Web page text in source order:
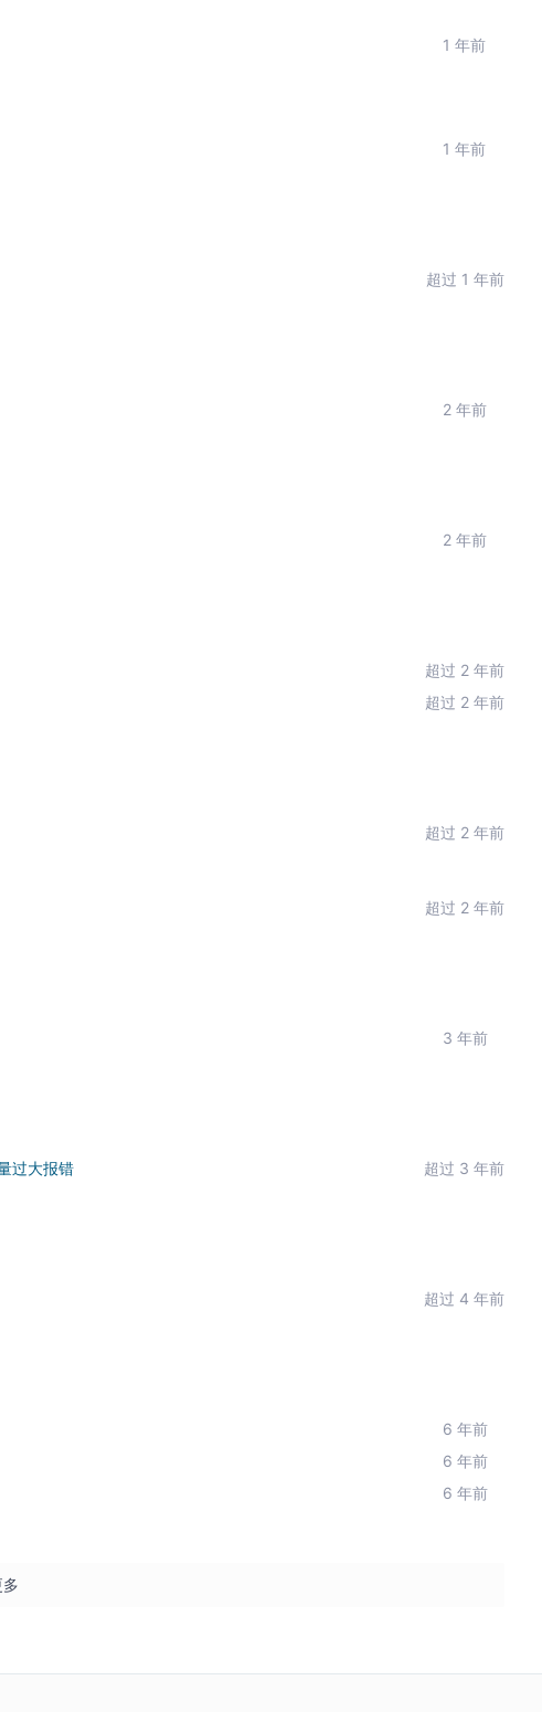
1 年前
1 年前
超过 1 年前
2 年前
2 年前
超过 2 年前
超过 2 年前
超过 2 年前
超过 2 年前
3 年前
过大报错 超过 3 年前
超过 4 年前
6 年前
6 年前
6 年前